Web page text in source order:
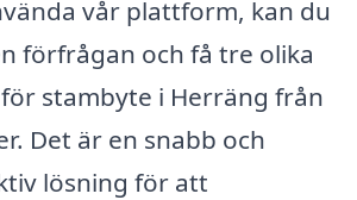
vår plattform, kan du
förfrågan och få tre olika
stambyte i Herräng från
Det är en snabb och
lösning för att